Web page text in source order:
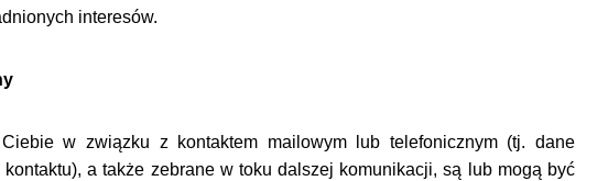
interesów.
w związku z kontaktem mailowym lub telefonicznym (tj. dane
a także zebrane w toku dalszej komunikacji, są lub mogą być